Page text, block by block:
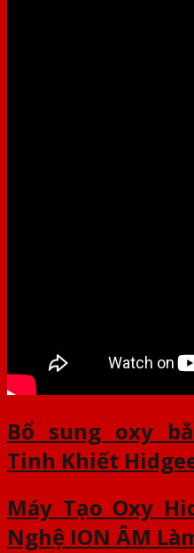
Bổ sung oxy
Tinh Khiết
Máy Tạo Oxy
Nghệ ION ÂM